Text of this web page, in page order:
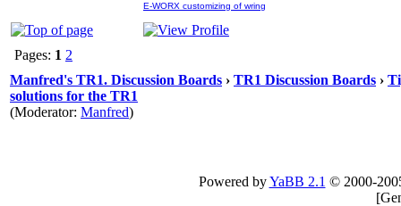
E-WORX customizing of wring
Pages: 1 2
Manfred's TR1. Discussion Boards › TR1 Discussion Boards ›
solutions for the TR1
(Moderator: Manfred)
Powered byYaBB 2.1 © 2000-
[